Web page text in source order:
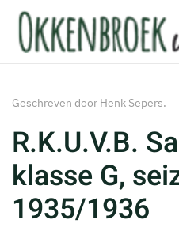
Terug naar hoofdinhoud
Geschreven door Henk Sepers.
R.K.U.V.B.
klasse G,
1935/1936